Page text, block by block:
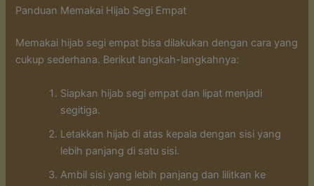
Panduan Memakai Hijab Segi Empat
Memakai hijab segi empat bisa dilakukan dengan cara yang
cukup sederhana. Berikut langkah-langkahnya:
Siapkan hijab segi empat dan lipat menjadi
segitiga.
Letakkan hijab di atas kepala dengan sisi yang
lebih panjang di satu sisi.
Ambil sisi yang lebih panjang dan lilitkan ke